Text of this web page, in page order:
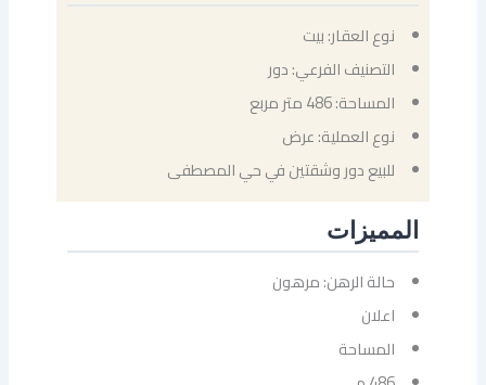
نوع العقار: بيت
التصنيف الفرعي: دور
المساحة: 486 متر مربع
نوع العملية: عرض
للبيع دور وشقتين في حي المصطفى
المميزات
حالة الرهن: مرهون
اعلان
المساحة